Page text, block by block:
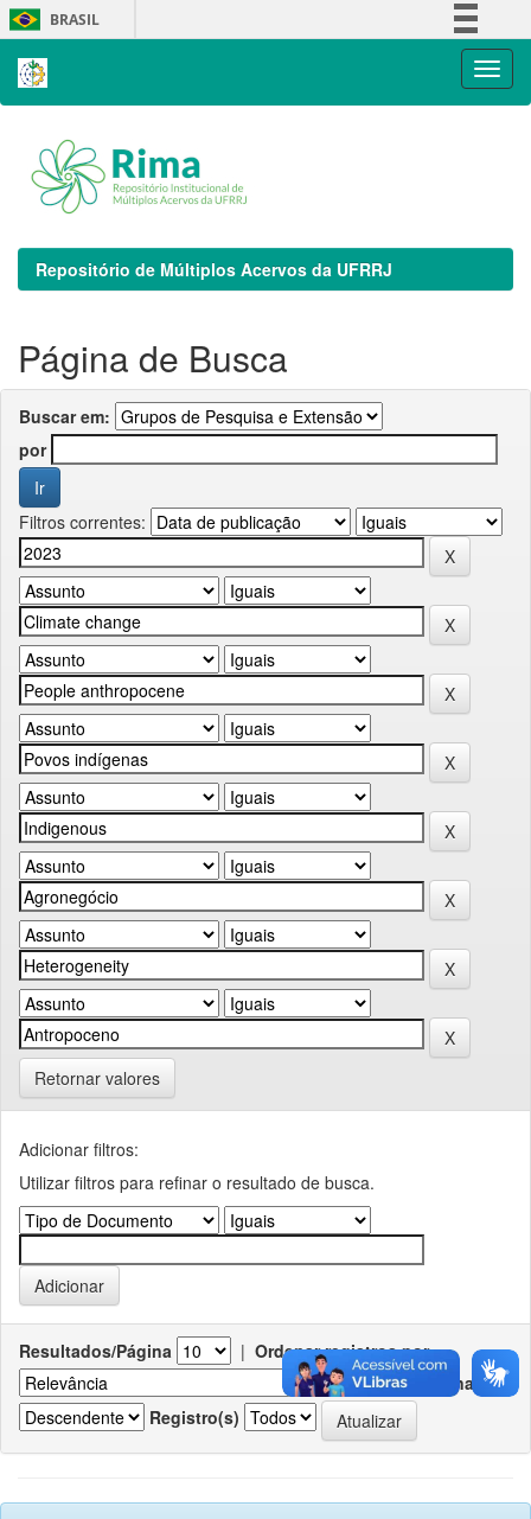
Skip
navigation
BRASIL
Repositório de Múltiplos Acervos da UFRRJ
Página de Busca
Buscar em:
por
Filtros correntes:
Retornar valores
Adicionar filtros:
Utilizar filtros para refinar o resultado de busca.
Resultados/Página | Ordenar registros por
Ordenar
Registro(s)